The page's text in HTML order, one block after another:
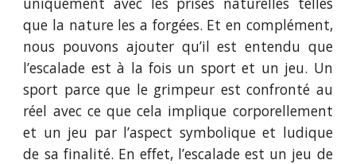
que la nature les a forgées. Et en complément,
nous pouvons ajouter qu’il est entendu que
l’escalade est à la fois un sport et un jeu. Un
sport parce que le grimpeur est confronté au
réel avec ce que cela implique corporellement
et un jeu par l’aspect symbolique et ludique
de sa finalité. En effet, l’escalade est un jeu de